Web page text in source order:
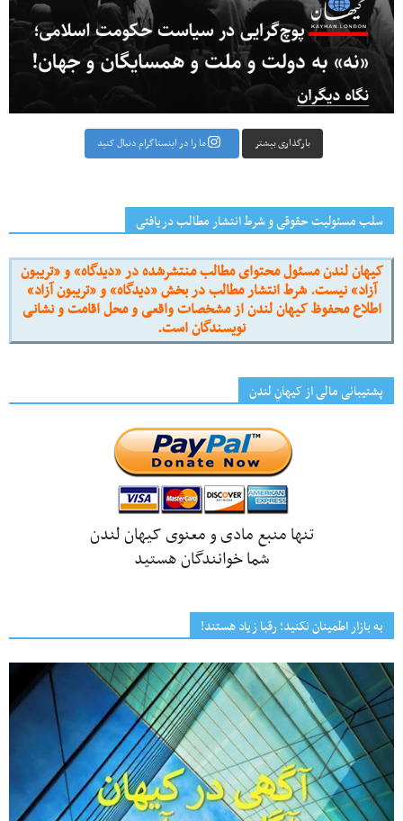
بارگذاری بیشتر ما را در اینستاگرام دنبال کنید
سلب مسئولیت حقوقی و شرط انتشار مطالب دریافتی
کیهان لندن مسئول محتوای مطالب منتشرشده در «دیدگاه» و «تریبون
آزاد» نیست. شرط انتشار مطالب در بخش «دیدگاه» و «تریبون آزاد»
اطلاع محفوظ کیهان لندن از مشخصات واقعی و محل اقامت و نشانی
نویسندگان است.
پشتیبانی مالی از کیهانِ لندن
تنها منبع مادی و معنوی کیهان لندن
شما خوانندگان هستید
به بازار اطمینان نکنید؛ رقبا زیاد هستند!